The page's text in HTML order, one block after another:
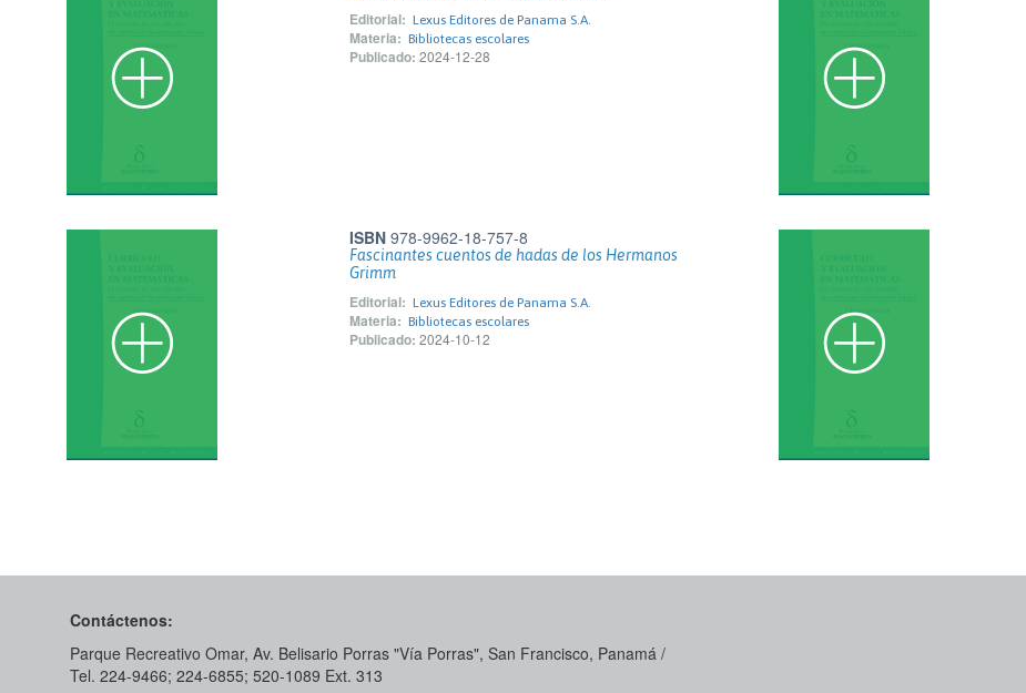
Editorial: Lexus Editores de Panama S.A.
Materia: Bibliotecas escolares
Publicado: 2024-12-28
ISBN 978-9962-18-757-8
Fascinantes cuentos de hadas de los Hermanos
Grimm
Editorial: Lexus Editores de Panama S.A.
Materia: Bibliotecas escolares
Publicado: 2024-10-12
Contáctenos:
Parque Recreativo Omar, Av. Belisario Porras "Vía Porras", San Francisco, Panamá /
Tel. 224-9466; 224-6855; 520-1089​ Ext. 313